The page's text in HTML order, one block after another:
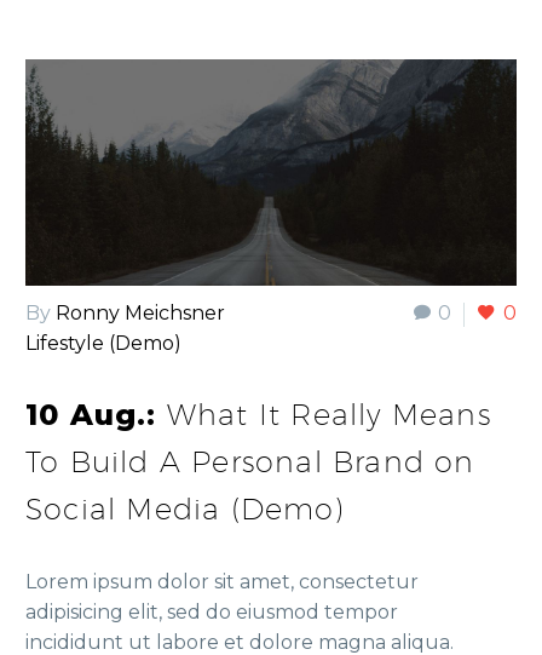
0 0
By Ronny Meichsner
Lifestyle (Demo)
10 Aug.: What It Really Means
To Build A Personal Brand on
Social Media (Demo)
Lorem ipsum dolor sit amet, consectetur
adipisicing elit, sed do eiusmod tempor
incididunt ut labore et dolore magna aliqua.